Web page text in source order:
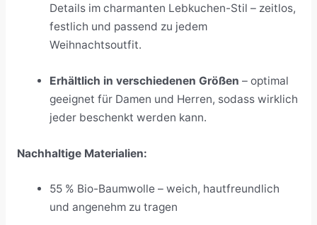
Details im charmanten Lebkuchen-Stil – zeitlos,
festlich und passend zu jedem
Weihnachtsoutfit.
Erhältlich in verschiedenen Größen – optimal
geeignet für Damen und Herren, sodass wirklich
jeder beschenkt werden kann.
Nachhaltige Materialien:
55 % Bio-Baumwolle – weich, hautfreundlich
und angenehm zu tragen